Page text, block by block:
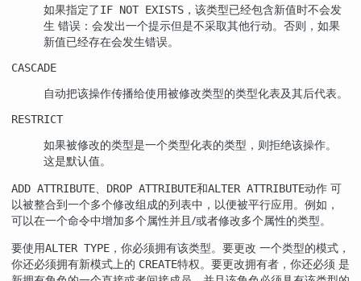
如果指定了IF NOT EXISTS ，该类型已经包含新值时不会发
生 错误：会发出一个提示但是不采取其他行动。否则，如果
新值已经存在会发生错误。
CASCADE
自动把该操作传播给使用被修改类型的类型化表及其后代表。
RESTRICT
如果被修改的类型是一个类型化表的类型，则拒绝该操作。
这是默认值。
ADD ATTRIBUTE DROP ATTRIBUTE和ALTER ATTRIBUTE动作 可
以被整合到一个多个修改组成的列表中，以便被平行应用。例如，
可以在一个命令中增加多个属性并且/或者修改多个属性的类型。
要使用ALTER TYPE ，你必须拥有该类型。要更改 一个类型的模式，
你还必须拥有新模式上的 CREATE特权。要更改拥有者，你还必须 是